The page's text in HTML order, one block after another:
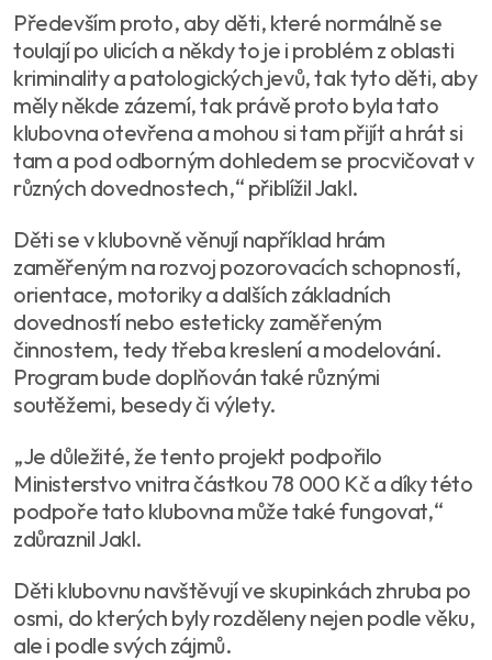
Především proto, aby děti, které normálně se
toulají po ulicích a někdy to je i problém z oblasti
kriminality a patologických jevů, tak tyto děti, aby
měly někde zázemí, tak právě proto byla tato
klubovna otevřena a mohou si tam přijít a hrát si
tam a pod odborným dohledem se procvičovat v
různých dovednostech,“ přiblížil Jakl.
Děti se v klubovně věnují například hrám
zaměřeným na rozvoj pozorovacích schopností,
orientace, motoriky a dalších základních
dovedností nebo esteticky zaměřeným
činnostem, tedy třeba kreslení a modelování.
Program bude doplňován také různými
soutěžemi, besedy či výlety.
„Je důležité, že tento projekt podpořilo
Ministerstvo vnitra částkou 78 000 Kč a díky této
podpoře tato klubovna může také fungovat,“
zdůraznil Jakl.
Děti klubovnu navštěvují ve skupinkách zhruba po
osmi, do kterých byly rozděleny nejen podle věku,
ale i podle svých zájmů.